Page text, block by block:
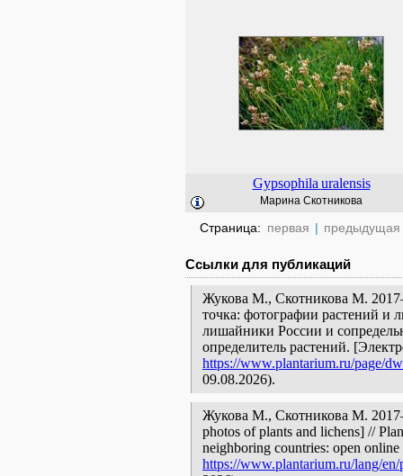
Gypsophila uralensis
Марина Скотникова
Страница: первая | предыдущая
Ссылки для публикаций
Жукова М., Скотникова М.
точка: фотографии растений и
лишайники России и
определитель растений.
https://www.plantarium.ru/page/
09.08.2026).
Жукова М., Скотникова М.
photos of plants and lichens] //
neighboring countries: open
https://www.plantarium.ru/lang/